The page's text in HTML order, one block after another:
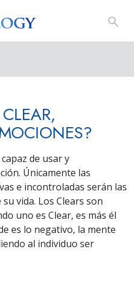
de usar y
Únicamente las
e incontroladas serán las
vida. Los Clears son
uno es Clear, es más él
es lo negativo, la mente
al individuo ser